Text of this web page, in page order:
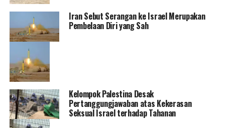
Iran Sebut Serangan ke Israel Merupakan
Pembelaan Diri yang Sah
Kelompok Palestina Desak
Pertanggungjawaban atas Kekerasan
Seksual Israel terhadap Tahanan